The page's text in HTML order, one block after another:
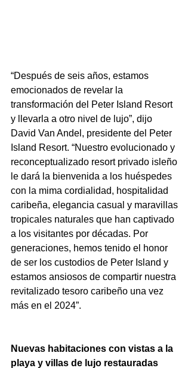
“Después de seis años, estamos
emocionados de revelar la
transformación del Peter Island Resort
y llevarla a otro nivel de lujo”, dijo
David Van Andel, presidente del Peter
Island Resort. “Nuestro evolucionado y
reconceptualizado resort privado isleño
le dará la bienvenida a los huéspedes
con la mima cordialidad, hospitalidad
caribeña, elegancia casual y maravillas
tropicales naturales que han captivado
a los visitantes por décadas. Por
generaciones, hemos tenido el honor
de ser los custodios de Peter Island y
estamos ansiosos de compartir nuestra
revitalizado tesoro caribeño una vez
más en el 2024”.
Nuevas habitaciones con vistas a la
playa y villas de lujo restauradas